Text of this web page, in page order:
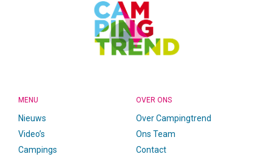
MENU
Nieuws
Video’s
Campings
OVER ONS
Over Campingtrend
Ons Team
Contact